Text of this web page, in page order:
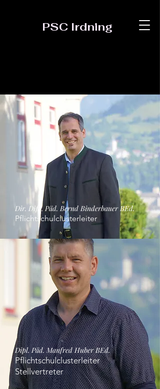
PSC Irdning
Dir. Dipl. Päd. Bernd Binderbauer BEd.
Pflichtschulclusterleiter
Dipl. Päd. Manfred Huber BEd.
Pflichtschulclusterleiter
Stellvertreter